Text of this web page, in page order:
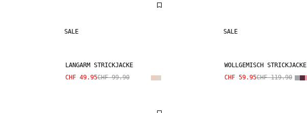
SALE
LANGARM STRICKJACKE
CHF 49.95CHF 99.90
SALE
WOLLGEMISCH STRICKJACKE
CHF 59.95CHF 119.90